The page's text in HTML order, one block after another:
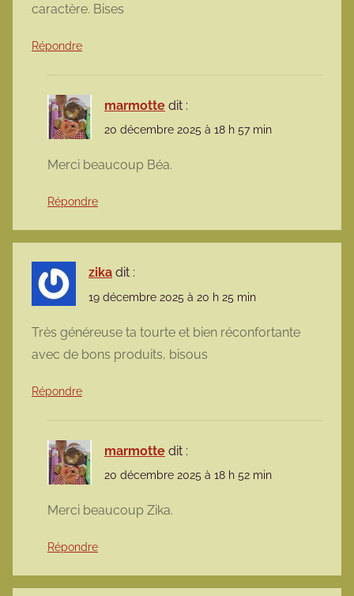
caractère. Bises
Répondre
marmotte dit :
20 décembre 2025 à 18 h 57 min
Merci beaucoup Béa.
Répondre
zika dit :
19 décembre 2025 à 20 h 25 min
Très généreuse ta tourte et bien réconfortante
avec de bons produits, bisous
Répondre
marmotte dit :
20 décembre 2025 à 18 h 52 min
Merci beaucoup Zika.
Répondre